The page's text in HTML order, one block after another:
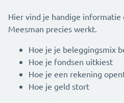
Hier vind je handige informatie
Meesman precies werkt.
Hoe je je beleggingsmix
Hoe je fondsen uitkiest
Hoe je een rekening
Hoe je geld stort